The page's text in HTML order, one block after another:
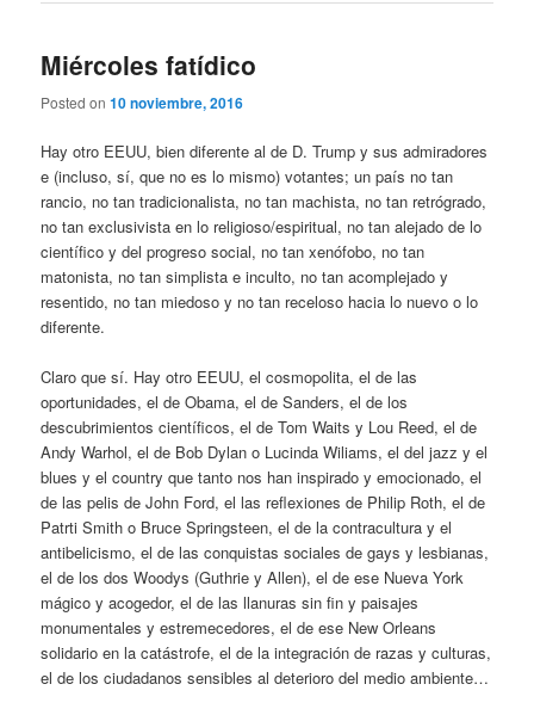
Miércoles fatídico
Posted on10 noviembre, 2016
Hay otro EEUU, bien diferente al de D. Trump y sus admiradores
e (incluso, sí, que no es lo mismo) votantes; un país no tan
rancio, no tan tradicionalista, no tan machista, no tan retrógrado,
no tan exclusivista en lo religioso/espiritual, no tan alejado de lo
científico y del progreso social, no tan xenófobo, no tan
matonista, no tan simplista e inculto, no tan acomplejado y
resentido, no tan miedoso y no tan receloso hacia lo nuevo o lo
diferente.
Claro que sí. Hay otro EEUU, el cosmopolita, el de las
oportunidades, el de Obama, el de Sanders, el de los
descubrimientos científicos, el de Tom Waits y Lou Reed, el de
Andy Warhol, el de Bob Dylan o Lucinda Wiliams, el del jazz y el
blues y el country que tanto nos han inspirado y emocionado, el
de las pelis de John Ford, el las reflexiones de Philip Roth, el de
Patrti Smith o Bruce Springsteen, el de la contracultura y el
antibelicismo, el de las conquistas sociales de gays y lesbianas,
el de los dos Woodys (Guthrie y Allen), el de ese Nueva York
mágico y acogedor, el de las llanuras sin fin y paisajes
monumentales y estremecedores, el de ese New Orleans
solidario en la catástrofe, el de la integración de razas y culturas,
el de los ciudadanos sensibles al deterioro del medio ambiente…